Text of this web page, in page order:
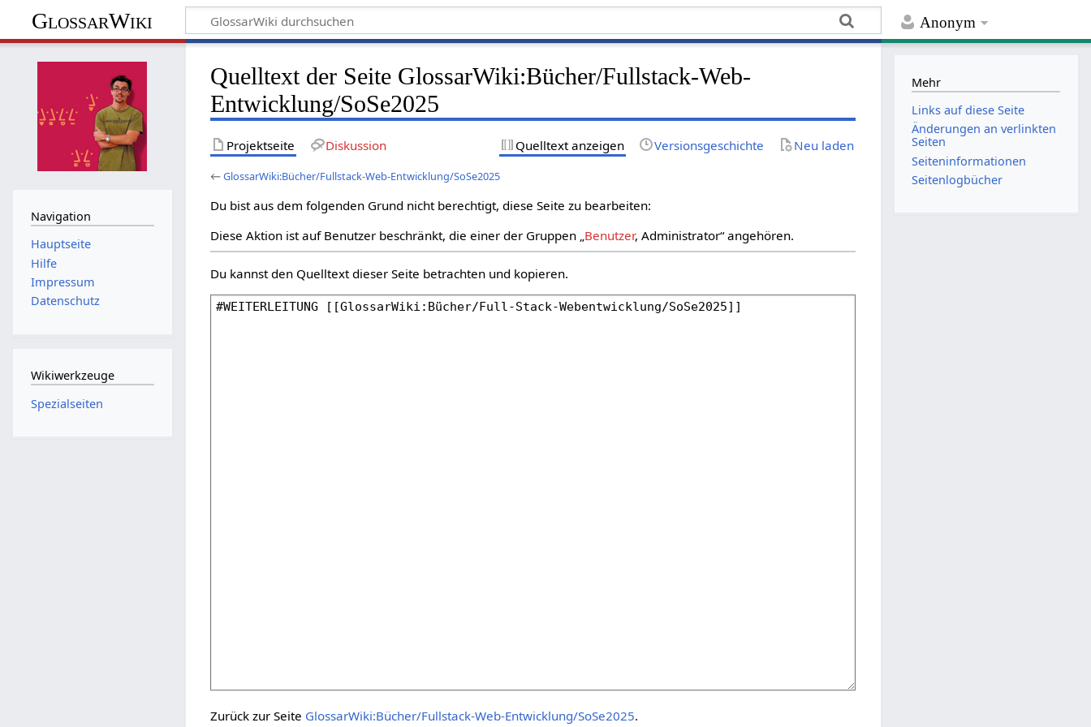
Anonym
GlossarWiki
Quelltext der Seite GlossarWiki:Bücher/Fullstack-Web-
Entwicklung/SoSe2025
Projektseite Diskussion Quelltext anzeigen Versionsgeschichte Neu laden
←GlossarWiki:Bücher/Fullstack-Web-Entwicklung/SoSe2025
Du bist aus dem folgenden Grund nicht berechtigt, diese Seite zu bearbeiten:
Diese Aktion ist auf Benutzer beschränkt, die einer der Gruppen „Benutzer, Administrator“ angehören.
Du kannst den Quelltext dieser Seite betrachten und kopieren.
Zurück zur Seite GlossarWiki:Bücher/Fullstack-Web-Entwicklung/SoSe2025.
Navigation
Hauptseite
Hilfe
Impressum
Datenschutz
Wikiwerkzeuge
Spezialseiten
Mehr
Links auf diese Seite
Änderungen an verlinkten
Seiten
Seiten­­informationen
Seitenlogbücher